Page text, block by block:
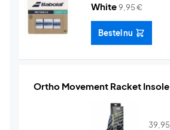
White9,95€
Bestel nu
Ortho Movement Racket Insole
39,95